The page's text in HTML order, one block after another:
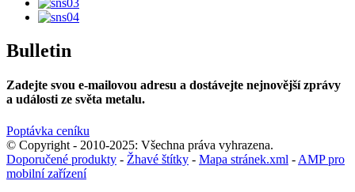
Bulletin
Zadejte svou e-mailovou adresu a dostávejte nejnovější zprávy
a události ze světa metalu.
Poptávka ceníku
© Copyright - 2010-2025: Všechna práva vyhrazena.
Doporučené produkty - Žhavé štítky - Mapa stránek.xml - AMP pro
mobilní zařízení